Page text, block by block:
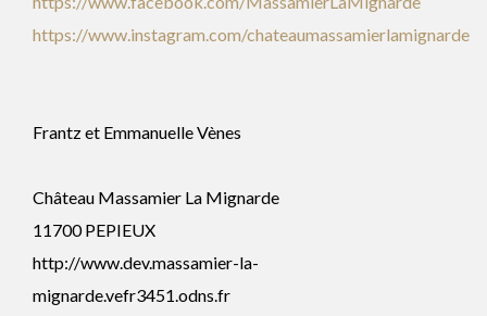
https://www.instagram.com/chateaumassamierlamignarde
Frantz et Emmanuelle Vènes
Château Massamier La Mignarde
11700 PEPIEUX
http://www.dev.massamier-la-
mignarde.vefr3451.odns.fr